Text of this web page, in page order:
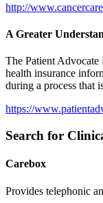
http://
A Greater
The Patient
health insurance
during a process that
https://
Search for
Carebox
Provides telephonic